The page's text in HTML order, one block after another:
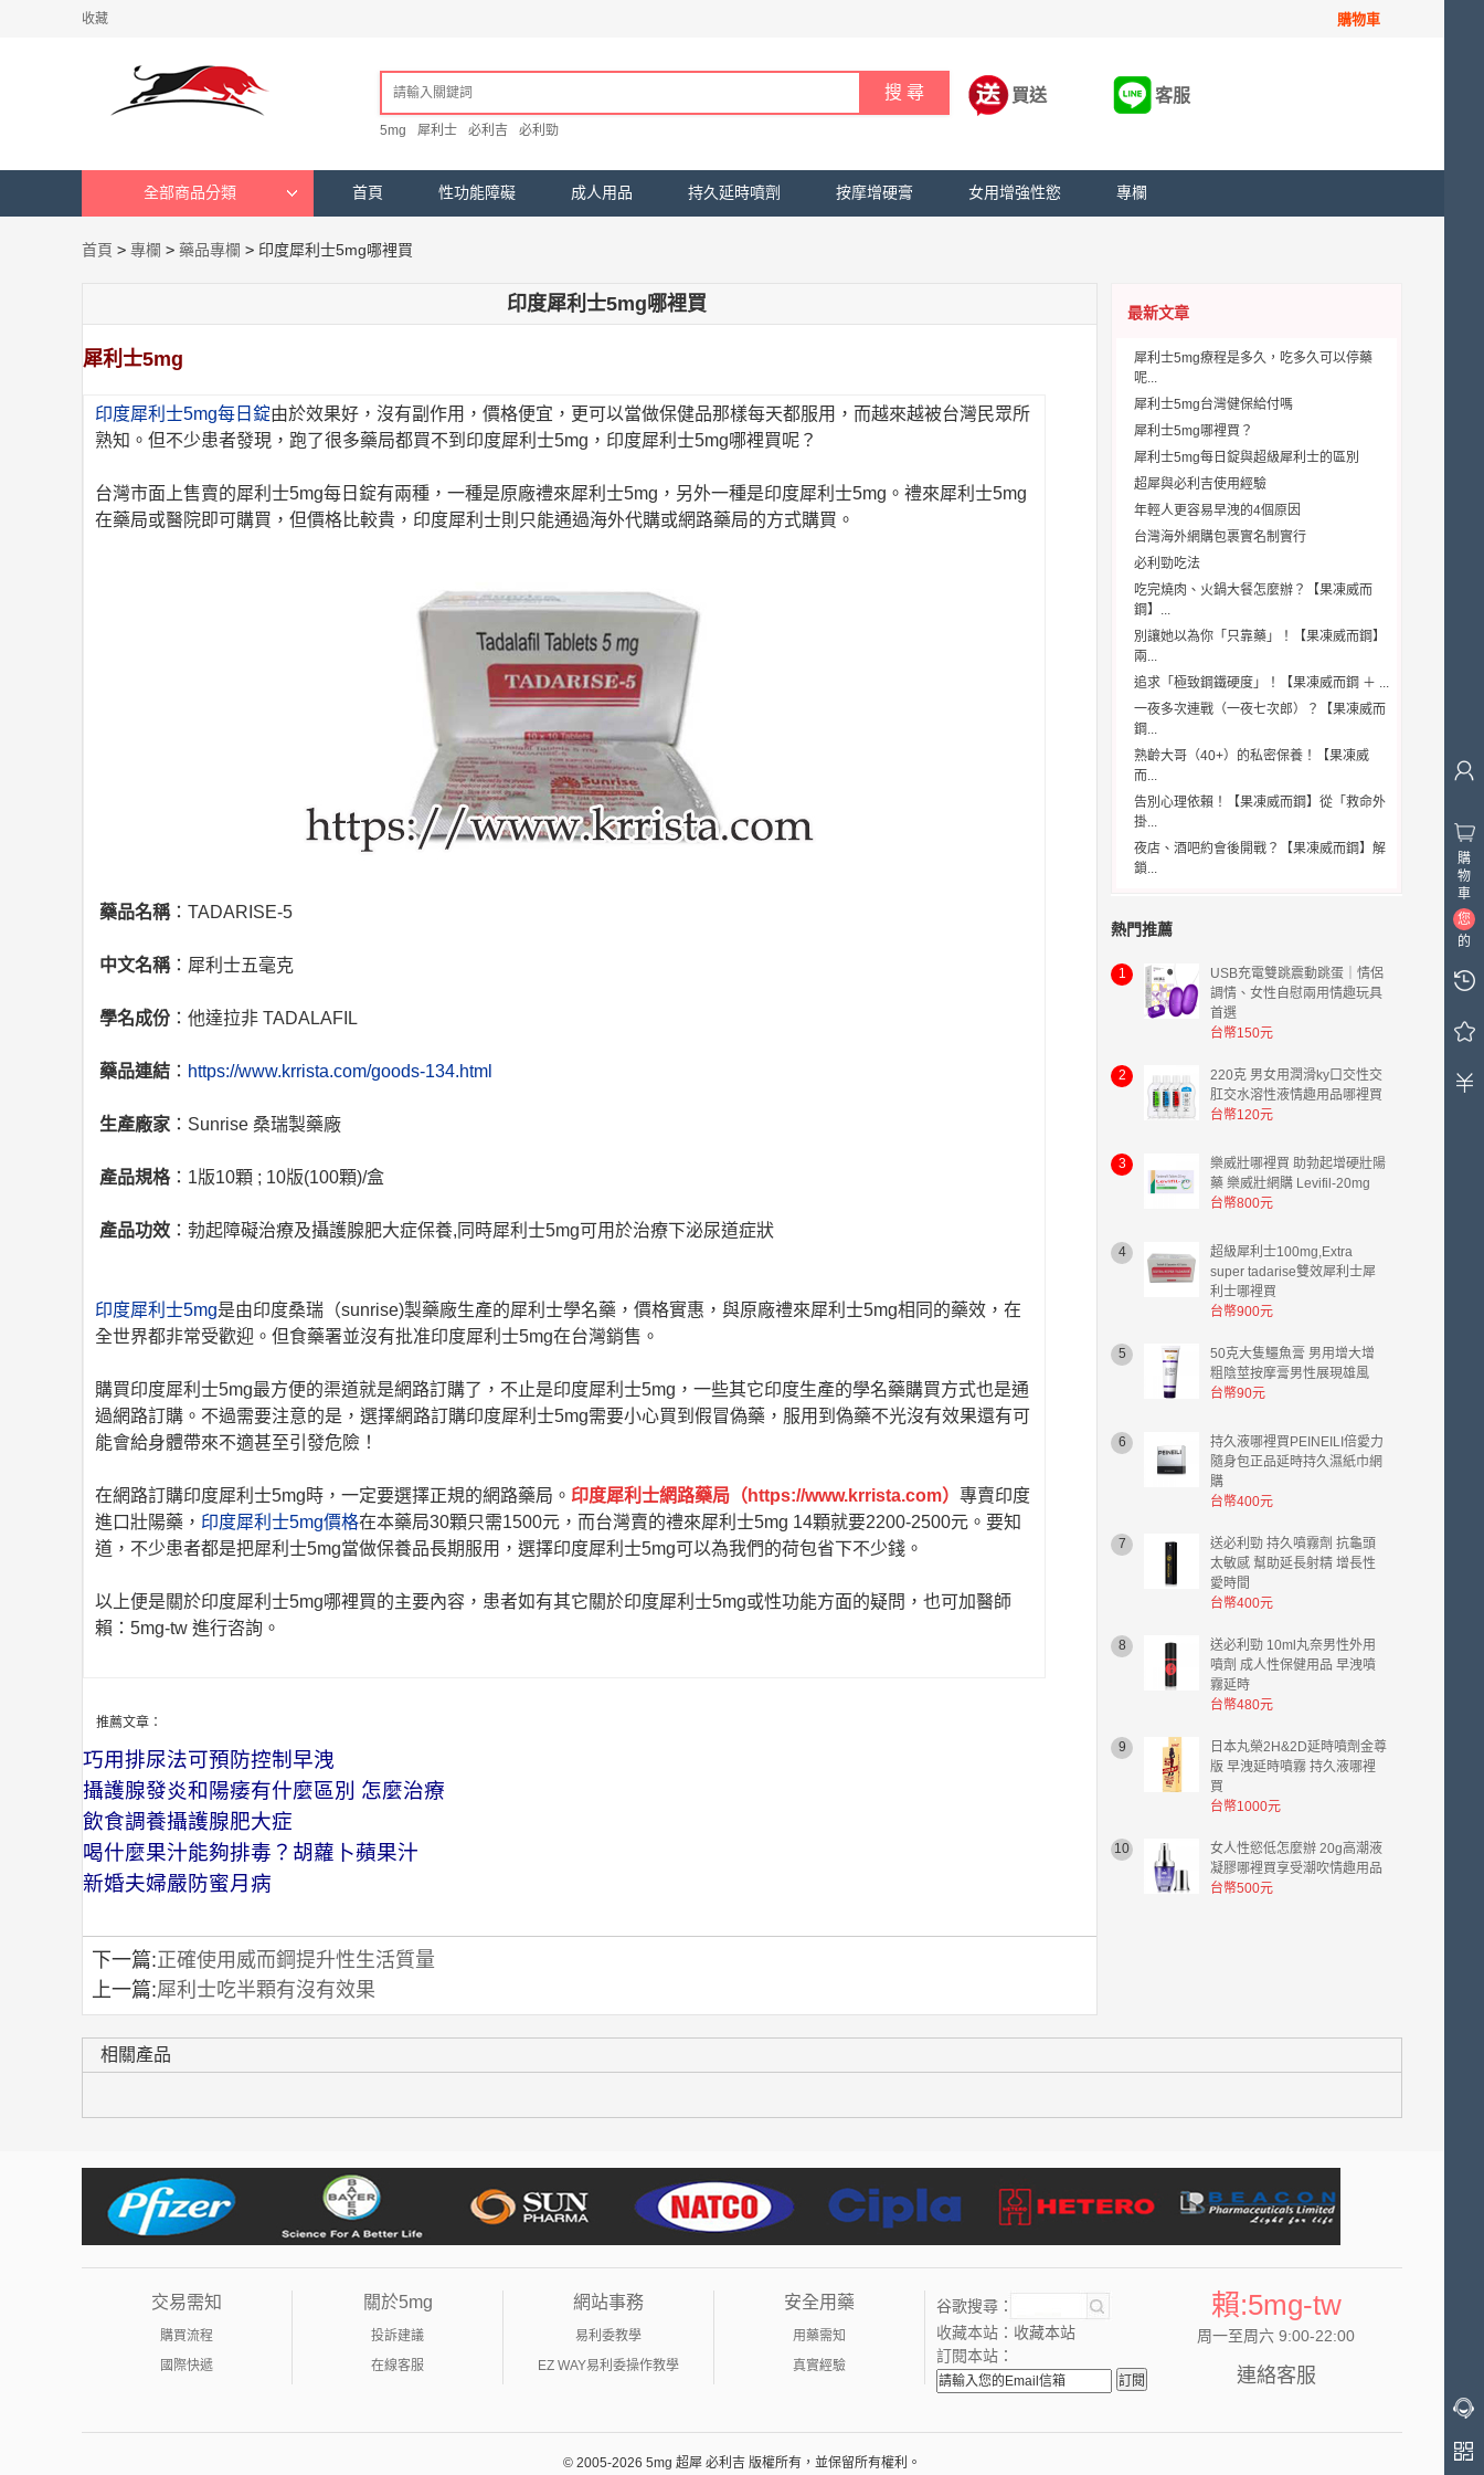
收藏 購物車
5mg 犀利士 必利吉 必利勁
買送 客服
全部商品分類 首頁 性功能障礙 成人用品 持久延時噴劑 按摩增硬膏 女用增強性慾 專欄
首頁 > 專欄 > 藥品專欄 > 印度犀利士5mg哪裡買
印度犀利士5mg哪裡買
犀利士5mg
印度犀利士5mg每日錠由於效果好，沒有副作用，價格便宜，更可以當做保健品那樣每天都服用，而越來越被台灣民眾所
熟知。但不少患者發現，跑了很多藥局都買不到印度犀利士5mg，印度犀利士5mg哪裡買呢？
台灣市面上售賣的犀利士5mg每日錠有兩種，一種是原廠禮來犀利士5mg，另外一種是印度犀利士5mg。禮來犀利士5mg
在藥局或醫院即可購買，但價格比較貴，印度犀利士則只能通過海外代購或網路藥局的方式購買 。
藥品名稱：TADARISE-5
中文名稱：犀利士五毫克
學名成份 ：他達拉非 TADALAFIL
藥品連結 ： https://www.krrista.com/goods-134.html
生產廠家 ：Sunrise 桑瑞製藥廠
產品規格：1版10顆 ; 10版(100顆)/盒
產品功效 ：勃起障礙治療及攝護腺肥大症保養,同時犀利士5mg可用於治療下泌尿道症狀
印度犀利士5mg是由印度桑瑞（sunrise)製藥廠生產的犀利士學名藥，價格實惠，與原廠禮來犀利士5mg相同的藥效，在
全世界都非常受歡迎。但食藥署並沒有批准印度犀利士5mg在台灣銷售。
購買印度犀利士5mg最方便的渠道就是網路訂購了，不止是印度犀利士5mg，一些其它印度生產的學名藥購買方式也是通
過網路訂購。不過需要注意的是，選擇網路訂購印度犀利士5mg需要小心買到假冒偽藥，服用到偽藥不光沒有效果還有可
能會給身體帶來不適甚至引發危險！
在網路訂購印度犀利士5mg時，一定要選擇正規的網路藥局。 印度犀利士網路藥局（ https://www.krrista.com） 專賣印度
進口壯陽藥， 印度犀利士5mg價格在本藥局30顆只需1500元，而台灣賣的禮來犀利士5mg 14顆就要2200-2500元。要知
道，不少患者都是把犀利士5mg當做保養品長期服用，選擇印度犀利士5mg可以為我們的荷包省下不少錢。
以上便是關於印度犀利士5mg哪裡買的主要內容，患者如有其它關於印度犀利士5mg或性功能方面的疑問，也可加醫師
賴：5mg-tw 進行咨詢。
推薦文章：
巧用排尿法可預防控制早洩
攝護腺發炎和陽痿有什麼區別 怎麼治療
飲食調養攝護腺肥大症
喝什麼果汁能夠排毒？胡蘿卜蘋果汁
新婚夫婦嚴防蜜月病
下一篇:正確使用威而鋼提升性生活質量
上一篇:犀利士吃半顆有沒有效果
最新文章
犀利士5mg療程是多久，吃多久可以停藥
呢...
犀利士5mg台灣健保給付嗎
犀利士5mg哪裡買？
犀利士5mg每日錠與超級犀利士的區別
超犀與必利吉使用經驗
年輕人更容易早洩的4個原因
台灣海外網購包裹實名制實行
必利勁吃法
吃完燒肉、火鍋大餐怎麼辦？【果凍威而
鋼】...
別讓她以為你「只靠藥」！【果凍威而鋼】
兩...
追求「極致鋼鐵硬度」！【果凍威而鋼 ＋ ...
一夜多次連戰（一夜七次郎）？【果凍威而
鋼...
熟齡大哥（40+）的私密保養！【果凍威
而...
告別心理依賴！【果凍威而鋼】從「救命外
掛...
夜店、酒吧約會後開戰？【果凍威而鋼】解
鎖...
熱門推薦
1
USB充電雙跳震動跳蛋｜情侶
調情、女性自慰兩用情趣玩具
首選
台幣150元
2
220克 男女用潤滑ky口交性交
肛交水溶性液情趣用品哪裡買
台幣120元
3
樂威壯哪裡買 助勃起增硬壯陽
藥 樂威壯網購 Levifil-20mg
台幣800元
4
超級犀利士100mg,Extra
super tadarise雙效犀利士犀
利士哪裡買
台幣900元
5
50克大隻鱷魚膏 男用增大增
粗陰莖按摩膏男性展現雄風
台幣90元
6
持久液哪裡買PEINEILI倍愛力
隨身包正品延時持久濕紙巾網
購
台幣400元
7
送必利勁 持久噴霧劑 抗龜頭
太敏感 幫助延長射精 增長性
愛時間
台幣400元
8
送必利勁 10ml丸奈男性外用
噴劑 成人性保健用品 早洩噴
霧延時
台幣480元
9
日本丸榮2H&2D延時噴劑金尊
版 早洩延時噴霧 持久液哪裡
買
台幣1000元
10
女人性慾低怎麼辦 20g高潮液
凝膠哪裡買享受潮吹情趣用品
台幣500元
相關產品
交易需知
購買流程
國際快遞
關於5mg
投訴建議
在線客服
網站事務
易利委教學
EZ WAY易利委操作教學
安全用藥
用藥需知
真實經驗
谷歌搜尋：
收藏本站： 收藏本站
訂閱本站：
賴:5mg-tw
周一至周六 9:00-22:00
連絡客服
© 2005-2026 5mg 超犀 必利吉 版權所有，並保留所有權利。
購
物
車
您
的
物
中
0
件